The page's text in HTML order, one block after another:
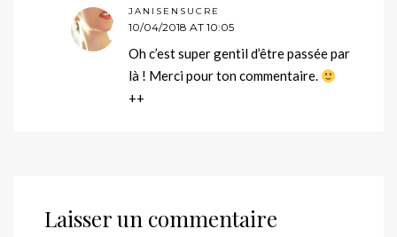
JANISENSUCRE
10/04/2018 AT 10:05
Oh c’est super gentil d’être passée par
là ! Merci pour ton commentaire.
++
Laisser un commentaire